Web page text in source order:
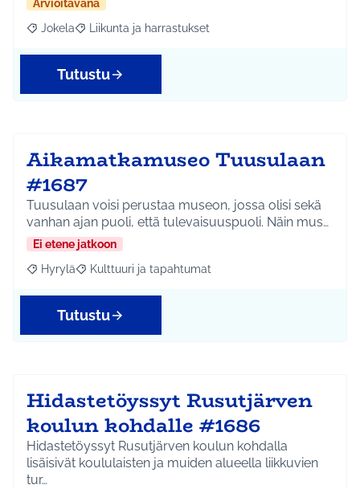
Arvioitavana
Rajaa tulokset aihepiirin mukaan: Jokela
Jokela Rajaa tulokset teeman mukaan: Liikunta ja
Liikunta ja harrastukset
Tutustu
Aikamatkamuseo Tuusulaan
#1687
Tuusulaan voisi perustaa museon, jossa olisi sekä
vanhan ajan puoli, että tulevaisuuspuoli. Näin mus…
Ei etene jatkoon
Rajaa tulokset aihepiirin mukaan: Hyrylä
Hyrylä Rajaa tulokset teeman mukaan: Kulttuuri ja
Kulttuuri ja tapahtumat
Tutustu
Hidastetöyssyt Rusutjärven
koulun kohdalle #1686
Hidastetöyssyt Rusutjärven koulun kohdalla
lisäisivät koululaisten ja muiden alueella liikkuvien
tur…